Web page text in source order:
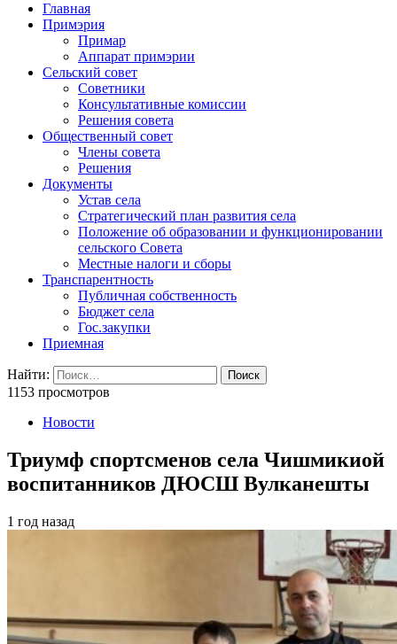
Примэрия Чишмикиой
Главная
Примэрия
Примар
Аппарат примэрии
Сельский совет
Советники
Консультативные комиссии
Решения совета
Общественный совет
Члены совета
Решения
Документы
Устав села
Стратегический план развития села
Положение об образовании и функционировании
сельского Совета
Местные налоги и сборы
Транспарентность
Публичная собственность
Бюджет села
Гос.закупки
Приемная
Найти:
1153 просмотров
Новости
Триумф спортсменов села Чишмикиой
воспитанников ДЮСШ Вулканешты
1 год назад